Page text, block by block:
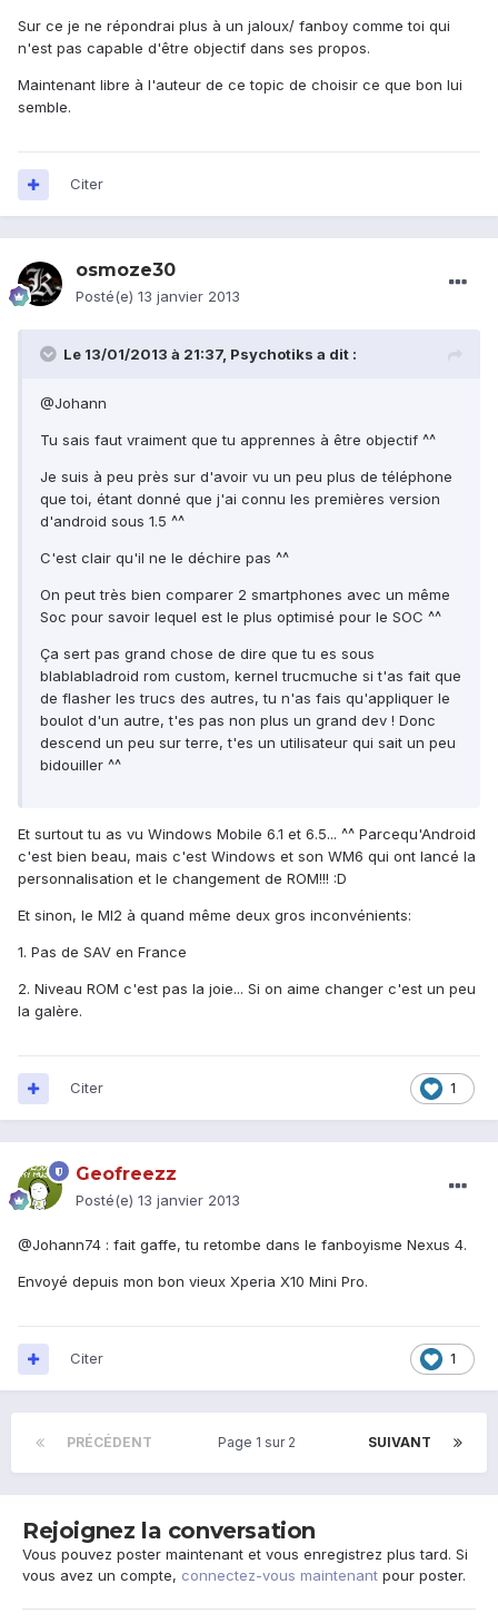
Sur ce je ne répondrai plus à un jaloux/ fanboy comme toi qui
n'est pas capable d'être objectif dans ses propos.
Maintenant libre à l'auteur de ce topic de choisir ce que bon lui
semble.
Citer
osmoze30
Posté(e) 13 janvier 2013
Le 13/01/2013 à 21:37, Psychotiks a dit :
@Johann
Tu sais faut vraiment que tu apprennes à être objectif ^^
Je suis à peu près sur d'avoir vu un peu plus de téléphone
que toi, étant donné que j'ai connu les premières version
d'android sous 1.5 ^^
C'est clair qu'il ne le déchire pas ^^
On peut très bien comparer 2 smartphones avec un même
Soc pour savoir lequel est le plus optimisé pour le SOC ^^
Ça sert pas grand chose de dire que tu es sous
blablabladroid rom custom, kernel trucmuche si t'as fait que
de flasher les trucs des autres, tu n'as fais qu'appliquer le
boulot d'un autre, t'es pas non plus un grand dev ! Donc
descend un peu sur terre, t'es un utilisateur qui sait un peu
bidouiller ^^
Et surtout tu as vu Windows Mobile 6.1 et 6.5... ^^ Parcequ'Android
c'est bien beau, mais c'est Windows et son WM6 qui ont lancé la
personnalisation et le changement de ROM!!! :D
Et sinon, le MI2 à quand même deux gros inconvénients:
1. Pas de SAV en France
2. Niveau ROM c'est pas la joie... Si on aime changer c'est un peu
la galère.
1
Citer
Geofreezz
Posté(e) 13 janvier 2013
@Johann74 : fait gaffe, tu retombe dans le fanboyisme Nexus 4.
Envoyé depuis mon bon vieux Xperia X10 Mini Pro.
1
Citer
PRÉCÉDENT SUIVANT
Page 1 sur 2
Rejoignez la conversation
Vous pouvez poster maintenant et vous enregistrez plus tard. Si
vous avez un compte, connectez-vous maintenant pour poster.